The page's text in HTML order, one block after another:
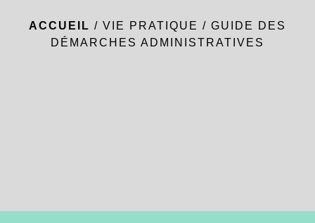
ACCUEIL / VIE PRATIQUE / GUIDE DES
DÉMARCHES ADMINISTRATIVES